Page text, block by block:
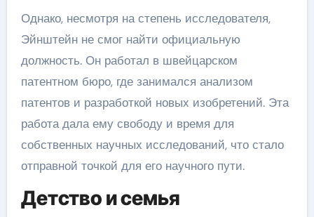
Однако, несмотря на степень исследователя,
Эйнштейн не смог найти официальную
должность. Он работал в швейцарском
патентном бюро, где занимался анализом
патентов и разработкой новых изобретений. Эта
работа дала ему свободу и время для
собственных научных исследований, что стало
отправной точкой для его научного пути.
Детство и семья